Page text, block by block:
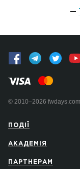
© 2010–2026 fwdays.com
ПОДІЇ
АКАДЕМІЯ
ПАРТНЕРАМ